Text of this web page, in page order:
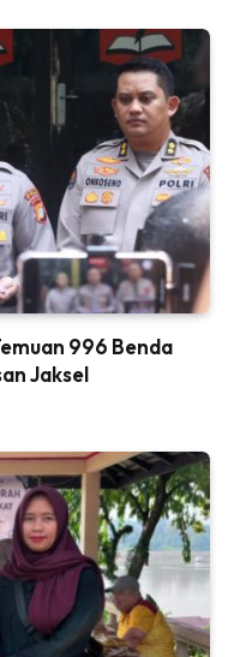
996 Benda
Jaksel